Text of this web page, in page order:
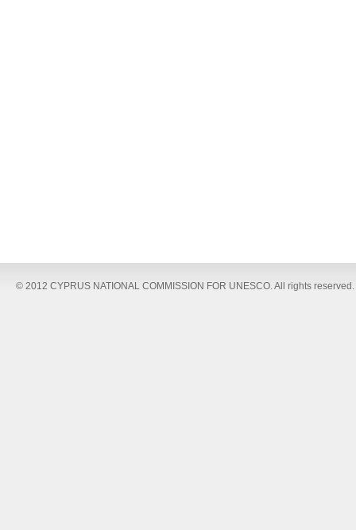
© 2012 CYPRUS NATIONAL COMMISSION FOR UNESCO. All rights reserved.